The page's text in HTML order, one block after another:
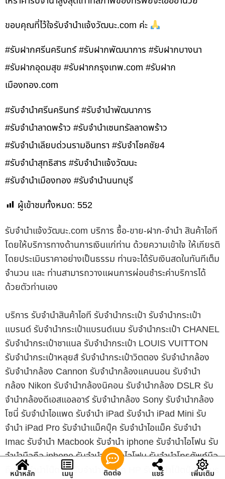
ขอบคุณที่ไว้ใจรับจำนำแจ้งวัฒนะ.com ค่ะ
#รับฝากศรีนครินทร์ #รับฝากพัฒนาการ #รับฝากบางนา
#รับฝากอุดมสุข #รับฝากกรุงเทพ.com #รับฝาก
เมืองทอง.com
#รับจำนำศรีนครินทร์ #รับจำนำพัฒนาการ
#รับจำนำลาดพร้าว #รับจำนำเซนทรัลลาดพร้าว
#รับจำนำเลียบด่วนรามอินทรา #รับจำโชคชัย4
#รับจำนำสุทธิสาร #รับจำนำแจ้งวัฒนะ
#รับจำนำเมืองทอง #รับจำนำนนทบุรี
ผู้เข้าชมทั้งหมด: 552
รับจํานําแจ้งวัฒนะ.com บริการ ซื้อ-ขาย-ฝาก-จำนำ สินค้าไอที
โดยให้บริการทางด้านการเงินแก่ท่าน ด้วยความเข้าใจ ให้เกียรติ
โดยประเมินราคาอย่างเป็นธรรม ท่านจะได้รับเงินสดในทันทีเต็ม
จำนวน และ ท่านสามารถวางแผนการผ่อนชำระค่าบริการได้
ด้วยตัวท่านเอง
บริการ รับจำนำสินค้าไอที รับจำนำกระเป๋า รับจำนำกระเป๋า
แบรนด์ รับจำนำกระเป๋าแบรนด์เนม รับจำนำกระเป๋า CHANEL
รับจำนำกระเป๋าชาแนล รับจำนำกระเป๋า LOUIS VUITTON
รับจำนำกระเป๋าหลุยส์ รับจำนำกระเป๋าวิตตอง รับจำนำกล้อง
รับจำนำกล้อง Cannon รับจำนำกล้องแคนนอน รับจำนำ
กล้อง Nikon รับจำนำกล้องนิคอน รับจำนำกล้อง DSLR รับ
จำนำกล้องดีเอสแอลอาร์ รับจำนำกล้อง Sony รับจำนำกล้อง
โซนี่ รับจำนำไอแพด รับจำนำ iPad รับจำนำ iPad Mini รับ
จำนำ iPad Pro รับจำนำแม็คบุ๊ค รับจำนำไอแม็ค รับจำนำ
Imac รับจำนำ Macbook รับจำนำ iphone รับจำนำไอโฟน รับ
จำนำมือถือ iphone รับจำนำมือถือไอโฟน รับจำนำโทรศัพท์มือ
ถือ รับจำนำโน๊ตบุ๊ค รับจำนำโน๊ตบุ๊ค HP รับจำนำโน๊ตบุ๊ค Asus
หน้าหลัก เมนู ติดต่อ แชร์ เพิ่มเติม